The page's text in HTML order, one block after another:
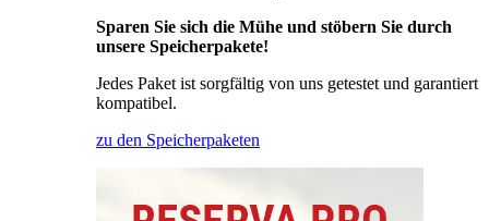
Sparen Sie sich die Mühe und stöbern Sie durch
unsere Speicherpakete!
Jedes Paket ist sorgfältig von uns getestet und garantiert
kompatibel.
zu den Speicherpaketen